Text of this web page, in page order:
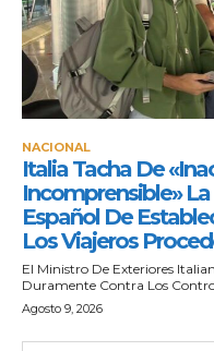
NACIONAL
Italia Tacha De
Incomprensible»
Español De
Los Viajeros
El Ministro De Exteriores
Duramente Contra Los
Agosto 9, 2026